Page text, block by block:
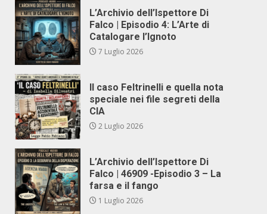
L’Archivio dell’Ispettore Di
Falco | Episodio 4: L’Arte di
Catalogare l’Ignoto
7 Luglio 2026
Il caso Feltrinelli e quella nota
speciale nei file segreti della
CIA
2 Luglio 2026
L’Archivio dell’Ispettore Di
Falco | 46909 -Episodio 3 – La
farsa e il fango
1 Luglio 2026